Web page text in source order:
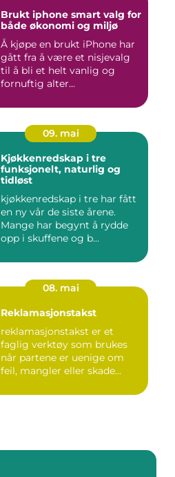
Brukt iphone smart valg for
både økonomi og miljø
Å kjøpe en brukt iPhone har
gått fra å være et nisjevalg
til å bli et helt vanlig og
fornuftig alter...
09. mai
Kjøkkenredskap i tre
funksjonelt, naturlig og
tidløst
kjøkkenredskap i tre har fått
en ny vår de siste årene.
Mange har begynt å rydde
opp i skuffene og b...
08. mai
Reklamasjonstakst
reklamasjonstakst er et
faglig verktøy som brukes
når partene er uenige om
feil, mangler eller skade...